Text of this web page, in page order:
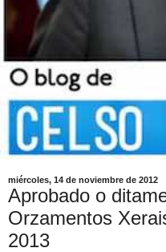
miércoles, 14 de noviembre de 2012
Aprobado o
Orzamentos
2013